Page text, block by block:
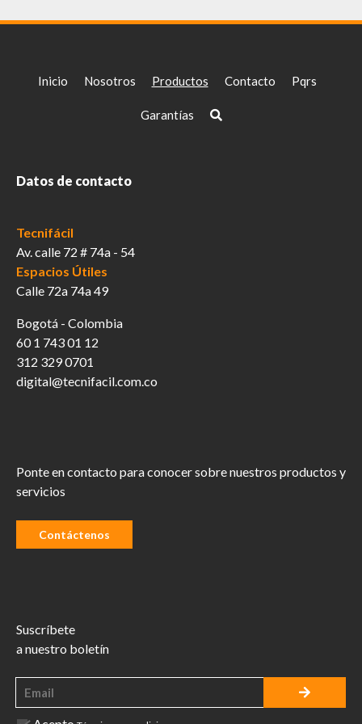
Inicio Nosotros Productos Contacto Pqrs
Garantías
Datos de contacto
Tecnifácil
Av. calle 72 # 74a - 54
Espacios Útiles
Calle 72a 74a 49
Bogotá - Colombia
60 1 743 01 12
312 329 0701
digital@tecnifacil.com.co
Ponte en contacto para conocer sobre nuestros productos y
servicios
Contáctenos
Suscríbete
a nuestro boletín